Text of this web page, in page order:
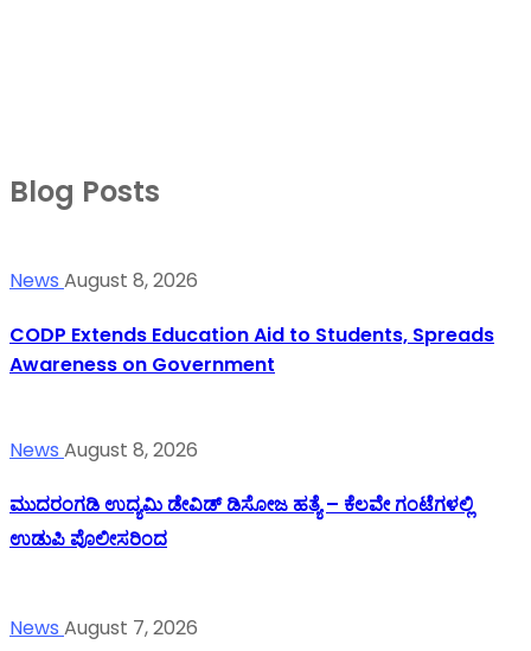
Blog Posts
News August 8, 2026
CODP Extends Education Aid to Students, Spreads
Awareness on Government
News August 8, 2026
ಮುದರಂಗಡಿ ಉದ್ಯಮಿ ಡೇವಿಡ್ ಡಿಸೋಜ ಹತ್ಯೆ – ಕೆಲವೇ ಗಂಟೆಗಳಲ್ಲಿ
ಉಡುಪಿ ಪೊಲೀಸರಿಂದ
News August 7, 2026